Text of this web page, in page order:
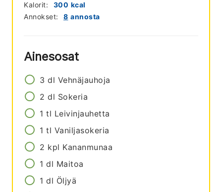
Annokset: 8 annosta
Kalorit: 300 kcal
Ainesosat
3 dl Vehnäjauhoja
2 dl Sokeria
1 tl Leivinjauhetta
1 tl Vaniljasokeria
2 kpl Kananmunaa
1 dl Maitoa
1 dl Öljyä